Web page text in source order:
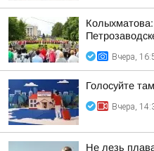
Вчера,
Голосуйте
Вчера,
Не лезь